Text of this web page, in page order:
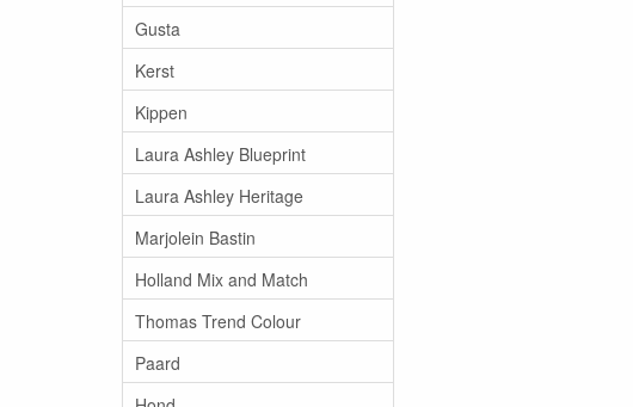
Gusta
Kerst
Kippen
Laura Ashley Blueprint
Laura Ashley Heritage
Marjolein Bastin
Holland Mix and Match
Thomas Trend Colour
Paard